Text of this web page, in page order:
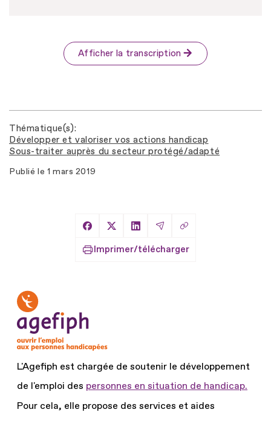
Afficher la transcription
Thématique(s)
Développer et valoriser vos actions handicap
Sous-traiter auprès du secteur protégé/adapté
Publié le 1 mars 2019
Partager sur Facebook
Partager sur X
Partager sur LinkedIn
Partager par Email
Copier le lien
Imprimer/télécharger
L'Agefiph est chargée de soutenir le développement
de l'emploi des personnes en situation de handicap.
Pour cela, elle propose des services et aides